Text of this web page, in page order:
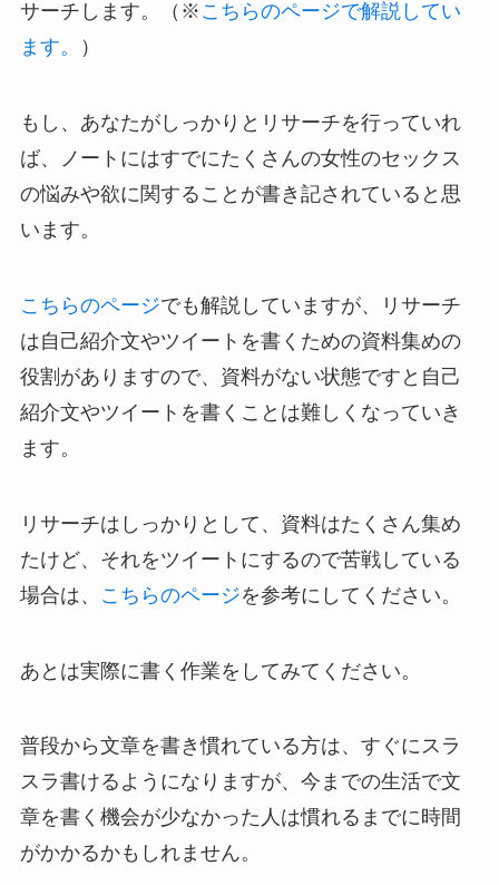
サーチします。（※ こちらのページで解説してい
ます。
）
もし、あなたがしっかりとリサーチを行っていれ
ば、ノートにはすでにたくさんの女性のセックス
の悩みや欲に関することが書き記されていると思
います。
こちらのページでも解説していますが、リサーチ
は自己紹介文やツイートを書くための資料集めの
役割がありますので、資料がない状態ですと自己
紹介文やツイートを書くことは難しくなっていき
ます。
リサーチはしっかりとして、資料はたくさん集め
たけど、それをツイートにするので苦戦している
場合は、
こちらのページを参考にしてください。
あとは実際に書く作業をしてみてください。
普段から文章を書き慣れている方は、すぐにスラ
スラ書けるようになりますが、今までの生活で文
章を書く機会が少なかった人は慣れるまでに時間
がかかるかもしれません。